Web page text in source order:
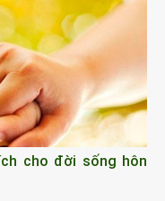
cho đời sống hôn